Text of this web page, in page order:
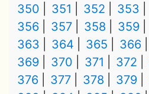
350
351 352 353
356
357 358 359
363
364 365 366
369
370 371 372
376
377 378 379